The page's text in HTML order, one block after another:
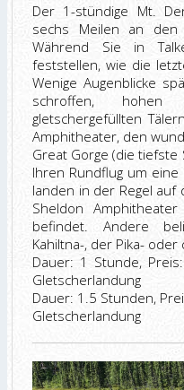
Der 1-stündige Mt.
sechs Meilen an den
Während Sie in
feststellen, wie die
Wenige Augenblicke
schroffen, hohen
gletschergefüllten
Amphitheater, den
Great Gorge (die tiefste
Ihren Rundflug um eine
landen in der Regel auf
Sheldon
befindet. Andere
Kahiltna-, der Pika-
Dauer: 1 Stunde,
Gletscherlandung
Dauer: 1.5 Stunden,
Gletscherlandung